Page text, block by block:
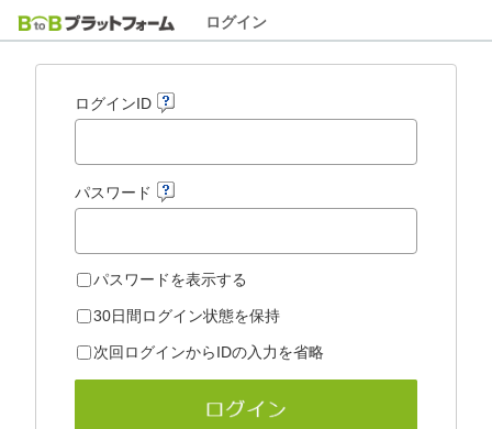
ログイン
ログインID
パスワード
パスワードを表示する
30日間ログイン状態を保持
次回ログインからIDの入力を省略